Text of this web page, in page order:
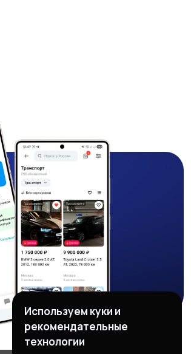
Используем куки и
рекомендательные
технологии